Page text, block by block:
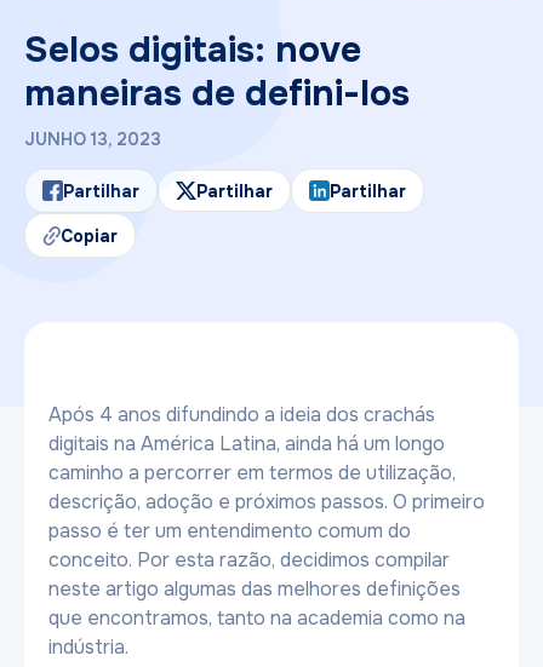
Selos digitais: nove
maneiras de defini-los
JUNHO 13, 2023
Partilhar Partilhar Partilhar
Copiar
Após 4 anos difundindo a ideia dos crachás
digitais na América Latina, ainda há um longo
caminho a percorrer em termos de utilização,
descrição, adoção e próximos passos. O primeiro
passo é ter um entendimento comum do
conceito. Por esta razão, decidimos compilar
neste artigo algumas das melhores definições
que encontramos, tanto na academia como na
indústria.